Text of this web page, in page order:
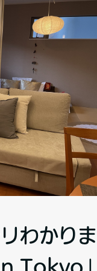
わかり
Tokyo